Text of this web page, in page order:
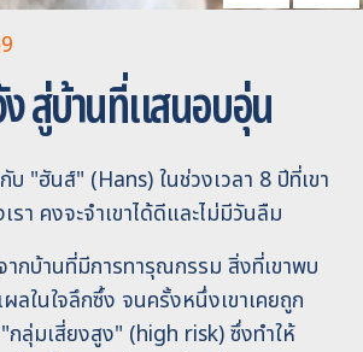
สู่บ้านที่แสนอบอุ่น
บ "ฮันส์" (Hans) ในช่วงเวลา 8 ปีที่เขา
รา คงจะจำเขาได้ดีและไม่มีวันลืม
กบ้านที่มีการทารุณกรรม สิ่งที่เขาพบ
ผลในใจลึกซึ้ง จนครั้งหนึ่งเขาเคยถูก
กลุ่มเสี่ยงสูง" (high risk) ซึ่งทำให้